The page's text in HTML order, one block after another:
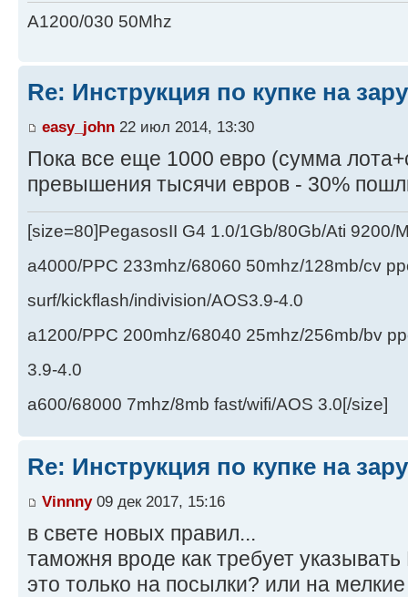
A1200/030 50Mhz
Re: Инструкция по купке на
easy_john 22 июл 2014, 13:30
Пока все еще 1000 евро (сумма
превышения тысячи евров - 30%
[size=80]PegasosII G4 1.0/1Gb/80Gb/Ati 9200/
a4000/PPC 233mhz/68060 50mhz/128mb/cv
surf/kickflash/indivision/AOS3.9-4.0
a1200/PPC 200mhz/68040 25mhz/256mb/bv
3.9-4.0
a600/68000 7mhz/8mb fast/wifi/AOS 3.0[/size]
Re: Инструкция по купке на
Vinnny09 дек 2017, 15:16
в свете новых правил...
таможня вроде как требует
это только на посылки? или на